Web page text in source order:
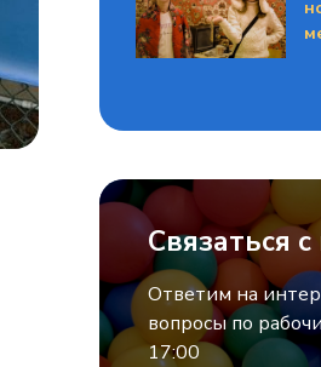
Связаться
Ответим на
вопросы по
17:00